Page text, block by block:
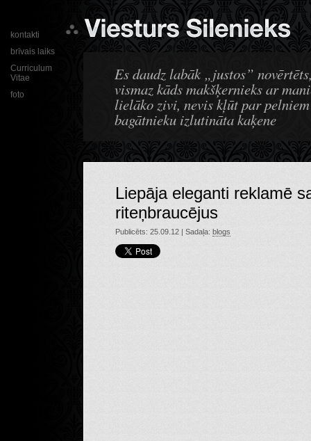
Es daudz labāk „justos”
vismaz kāds makšķernieks ar
lielāko zivi, nevis kļūt par
bagātnieku izlutināta kaķene
kontakti
brīvais laiks
Curriculum
Vitae
foto
Liepāja eleganti reklamē
riteņbraucējus
Publicēts: 25.09.12 | Sadaļa: blogs